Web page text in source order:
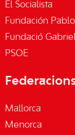
El Socialista
Fundación
Fundació
PSOE
Mallorca
Menorca